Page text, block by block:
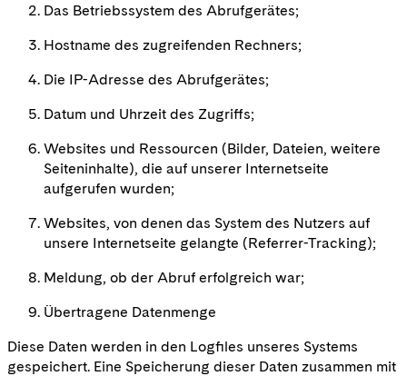
Das Betriebssystem des Abrufgerätes;
Hostname des zugreifenden Rechners;
Die IP-Adresse des Abrufgerätes;
Datum und Uhrzeit des Zugriffs;
Websites und Ressourcen (Bilder, Dateien, weitere
Seiteninhalte), die auf unserer Internetseite
aufgerufen wurden;
Websites, von denen das System des Nutzers auf
unsere Internetseite gelangte (Referrer-Tracking);
Meldung, ob der Abruf erfolgreich war;
Übertragene Datenmenge
Diese Daten werden in den Logfiles unseres Systems
gespeichert. Eine Speicherung dieser Daten zusammen mit